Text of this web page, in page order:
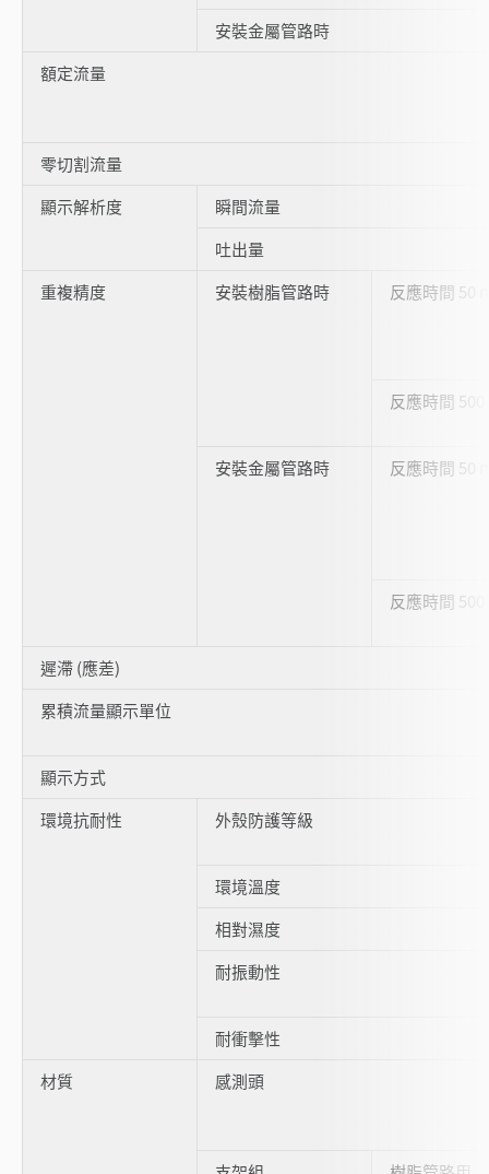
安裝金屬管路時
額定流量
零切割流量
顯示解析度
瞬間流量
吐出量
重複精度
安裝樹脂管路時 反應時間 50
反應時間
安裝金屬管路時 反應時間 50
反應時間
遲滯 (應差)
累積流量顯示單位
顯示方式
環境抗耐性
外殼防護等級
環境溫度
相對濕度
耐振動性
耐衝擊性
材質
感測頭